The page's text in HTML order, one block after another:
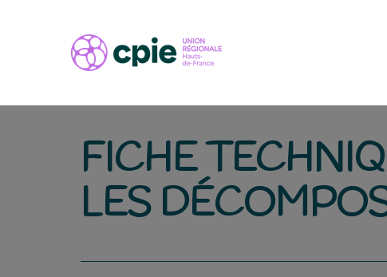
FICHE
LES